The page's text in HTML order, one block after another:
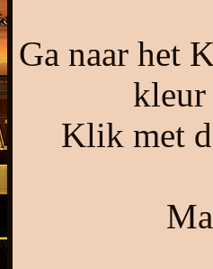
Ga naar het
kleur
Klik met